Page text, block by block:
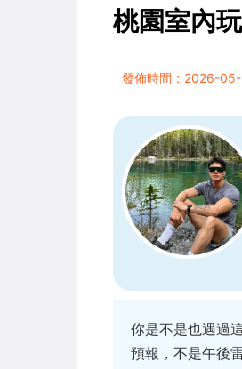
桃園室內
發佈時間：2026-
你是不是也遇過
預報，不是午後